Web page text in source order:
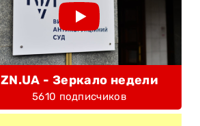
ZN.UA - Зеркало недели
5610 подписчиков